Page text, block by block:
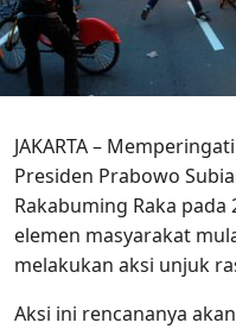
JAKARTA –
Presiden Prabowo
Rakabuming Raka
elemen masyarakat
melakukan aksi unjuk
Aksi ini rencananya